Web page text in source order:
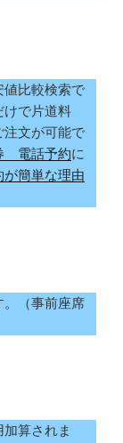
値比較検索で
で片道料
注文が可能で
電話予約に
が簡単な理由
。（事前座席
算されま